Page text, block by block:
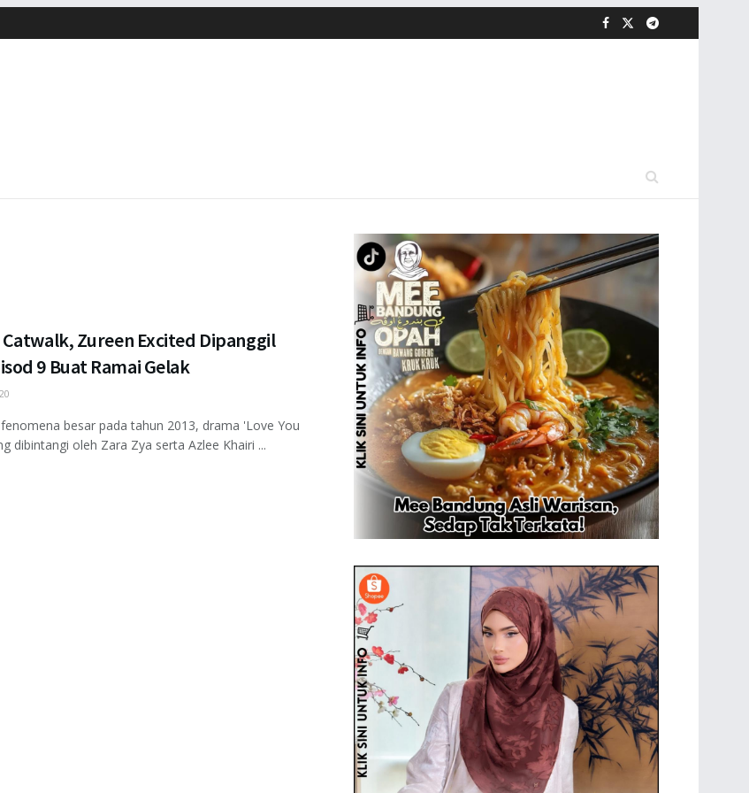
Zureen Excited Dipanggil
9 Buat Ramai Gelak
besar pada tahun 2013, drama 'Love You
dibintangi oleh Zara Zya serta Azlee Khairi ...